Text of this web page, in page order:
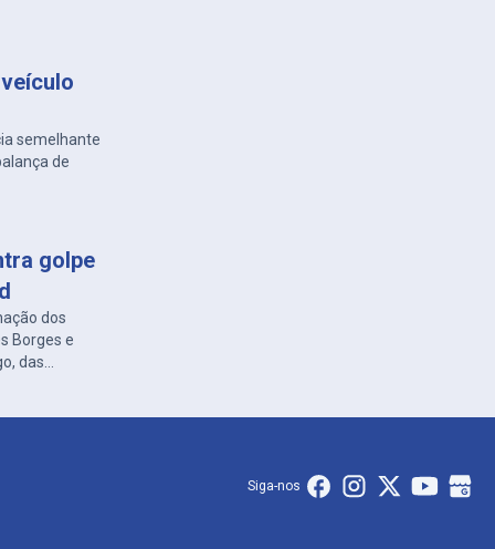
semelhante
de
golpe
dos
Borges e
das
Siga-nos